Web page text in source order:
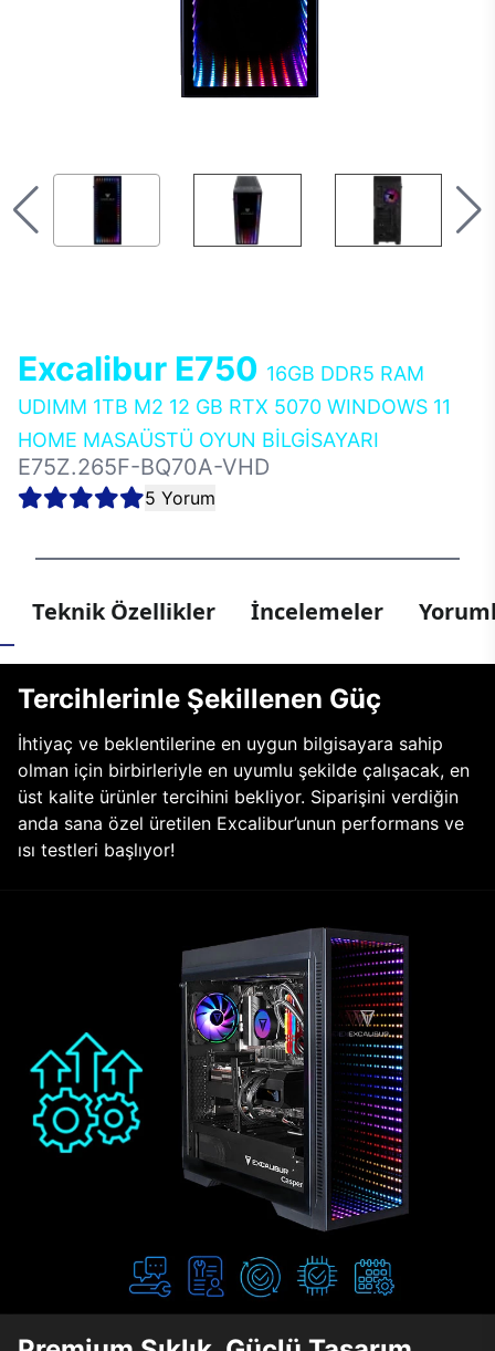
Excalibur E750 16GB DDR5 RAM
UDIMM 1TB M2 12 GB RTX 5070 WINDOWS 11
HOME MASAÜSTÜ OYUN BİLGİSAYARI
E75Z.265F-BQ70A-VHD
5 Yorum
Teknik Özellikler İncelemeler
Tercihlerinle Şekillenen Güç
İhtiyaç ve beklentilerine en uygun bilgisayara sahip
olman için birbirleriyle en uyumlu şekilde çalışacak, en
üst kalite ürünler tercihini bekliyor. Siparişini verdiğin
anda sana özel üretilen Excalibur’unun performans ve
ısı testleri başlıyor!